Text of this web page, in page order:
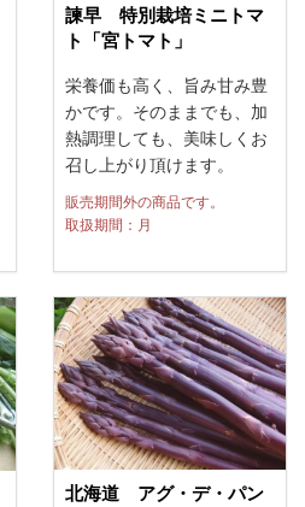
諫早 特別栽培ミニトマ
ト「宮トマト」
栄養価も高く、旨み甘み豊
かです。そのままでも、加
熱調理しても、美味しくお
召し上がり頂けます。
販売期間外の商品です。
取扱期間：月
北海道 アグ・デ・パン